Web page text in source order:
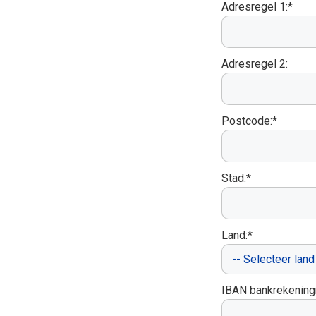
Adresregel 1:*
Adresregel 2:
Postcode:*
Stad:*
Land:*
IBAN